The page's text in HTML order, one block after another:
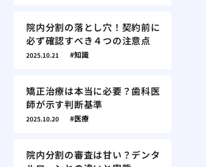
院内分割の落とし穴！契約前に
必ず確認すべき４つの注意点
2025.10.21 知識
矯正治療は本当に必要？歯科医
師が示す判断基準
2025.10.20 医療
院内分割の審査は甘い？デンタ